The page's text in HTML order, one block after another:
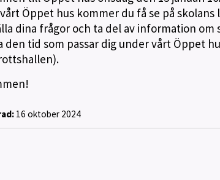
Öppet hus kommer du få se på
dina frågor och ta del av information om
den tid som passar dig under vårt Öppet
16 oktober 2024